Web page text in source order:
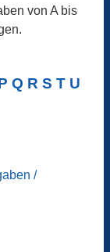
von A bis
Q R S T U
/